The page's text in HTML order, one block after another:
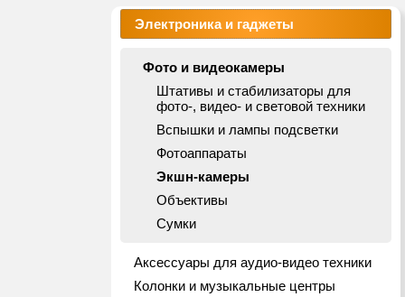
Электроника и гаджеты
Фото и видеокамеры
Штативы и стабилизаторы для
фото-, видео- и световой техники
Вспышки и лампы подсветки
Фотоаппараты
Экшн-камеры
Объективы
Сумки
Аксессуары для аудио-видео техники
Колонки и музыкальные центры